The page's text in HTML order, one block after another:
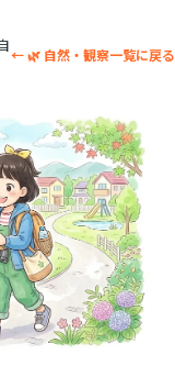
← 🌿 自然・観察一覧に戻る